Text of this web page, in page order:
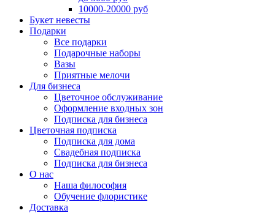
10000-20000 руб
Букет невесты
Подарки
Все подарки
Подарочные наборы
Вазы
Приятные мелочи
Для бизнеса
Цветочное обслуживание
Оформление входных зон
Подписка для бизнеса
Цветочная подписка
Подписка для дома
Свадебная подписка
Подписка для бизнеса
О нас
Наша философия
Обучение флористике
Доставка